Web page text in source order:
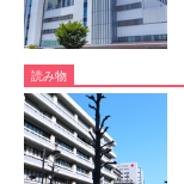
読み物